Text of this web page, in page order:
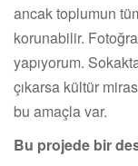
ancak toplumun
korunabilir.
yapıyorum.
çıkarsa kültür
bu amaçla var.
Bu projede bir